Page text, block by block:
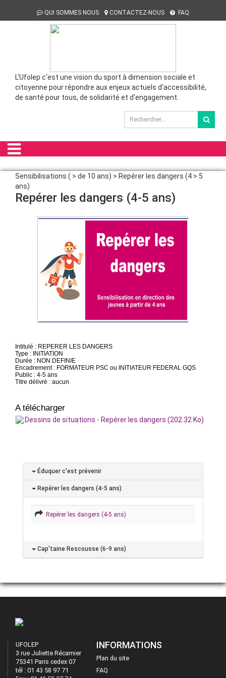
QUI SOMMES NOUS CONTACTEZ-NOUS FAQ
L'Ufolep c'est une vision du sport à dimension sociale et
citoyenne pour répondre aux enjeux actuels d'accessibilité,
de santé pour tous, de solidarité et d'engagement.
Sensibilisations ( > de 10 ans) > Repérer les dangers (4 > 5
ans)
Repérer les dangers (4-5 ans)
Intitulé : REPERER LES DANGERS
Type : INITIATION
Durée : NON DEFINIE
Encadrement : FORMATEUR PSC ou INITIATEUR FEDERAL GQS
Public : 4-5 ans
Titre délivré : aucun
A télécharger
Dessins de situations - Repérer les dangers (202.32 Ko)
Éduquer c'est prévenir
Repérer les dangers (4-5 ans)
Repérer les dangers (4-5 ans)
Cap'taine Rescousse (6-9 ans)
UFOLEP
3 rue Juliette Récamier
75341 Paris cedex 07
tél : 01 43 58 97 71
INFORMATIONS
Plan du site
FAQ